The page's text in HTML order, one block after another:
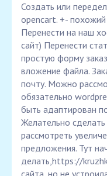
Создать или
opencart. +-
Перенести на наш
сайт) Перенести
простую форму
вложение файла.
почту. Можно
обязательно
быть адаптирован
Желательно
рассмотреть
предложения. Тут
делать,https://